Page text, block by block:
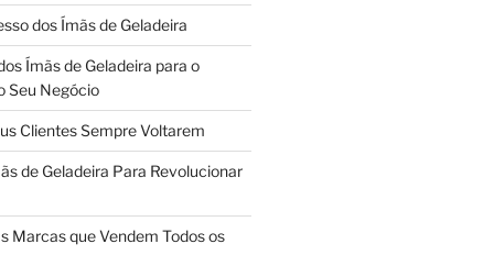
dos Ímãs de Geladeira
Ímãs de Geladeira para o
Seu Negócio
Clientes Sempre Voltarem
de Geladeira Para Revolucionar
Marcas que Vendem Todos os